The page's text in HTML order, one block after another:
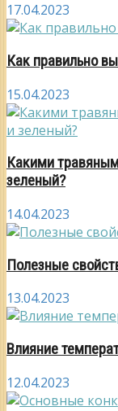
17.04.2023
Как правильно
15.04.2023
Какими
зеленый?
14.04.2023
Полезные
13.04.2023
Влияние
12.04.2023